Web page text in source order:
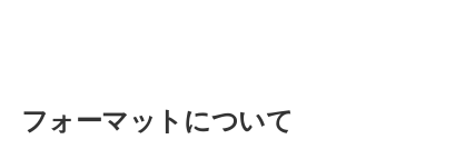
フォーマットについて